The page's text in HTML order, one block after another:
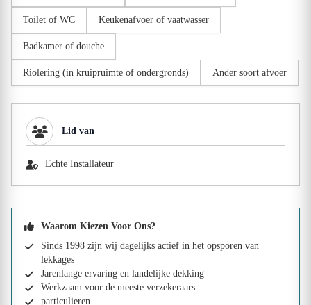
Toilet of WC Keukenafvoer of vaatwasser
Badkamer of douche
Riolering (in kruipruimte of ondergronds) Ander soort afvoer
Lid van
Echte Installateur
Waarom Kiezen Voor Ons?
Sinds 1998 zijn wij dagelijks actief in het opsporen van
lekkages
Jarenlange ervaring en landelijke dekking
Werkzaam voor de meeste verzekeraars
particulieren